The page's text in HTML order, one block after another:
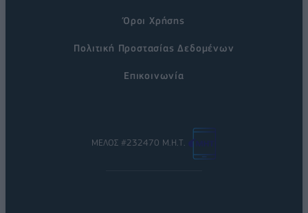
Όροι Χρήσης
Πολιτική Προστασίας Δεδομένων
Επικοινωνία
ΜΕΛΟΣ #232470 Μ.Η.Τ.